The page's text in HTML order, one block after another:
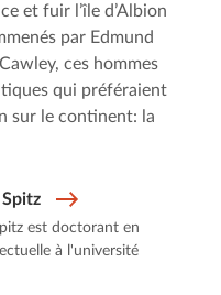
et fuir l’île d’Albion
par Edmund
ces hommes
qui préféraient
sur le continent: la
est doctorant en
à l'université